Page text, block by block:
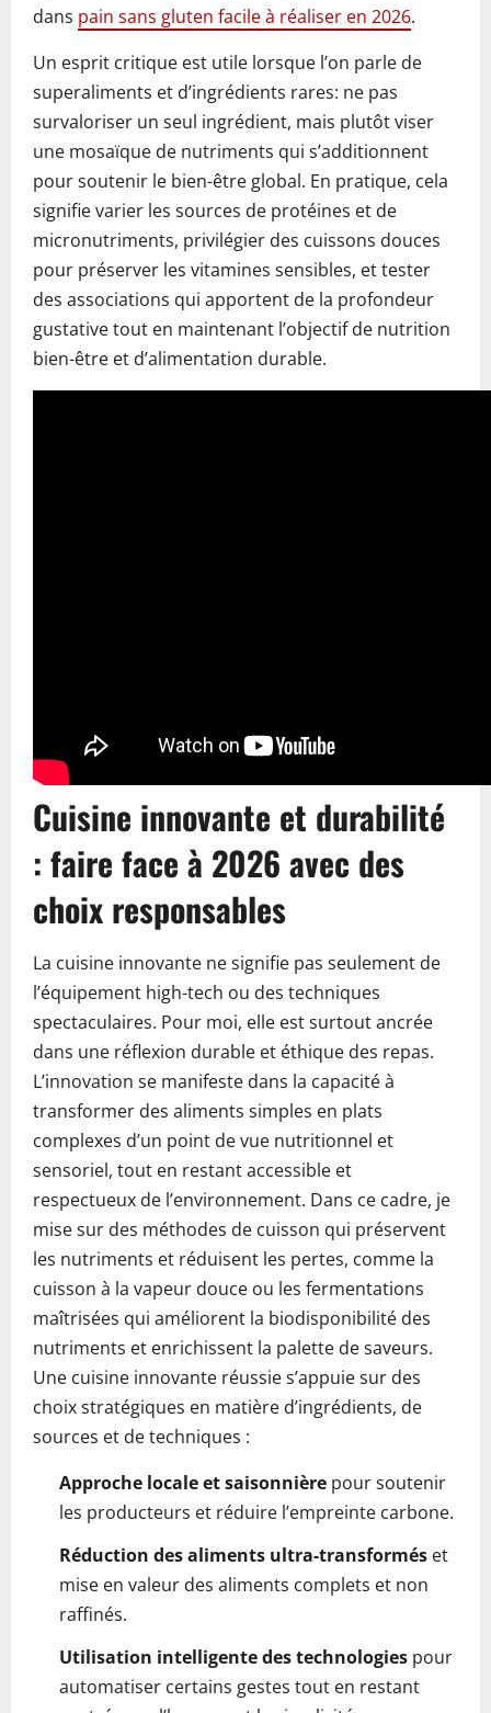
dans pain sans gluten facile à réaliser en 2026.
Un esprit critique est utile lorsque l’on parle de
superaliments et d’ingrédients rares: ne pas
survaloriser un seul ingrédient, mais plutôt viser
une mosaïque de nutriments qui s’additionnent
pour soutenir le bien-être global. En pratique, cela
signifie varier les sources de protéines et de
micronutriments, privilégier des cuissons douces
pour préserver les vitamines sensibles, et tester
des associations qui apportent de la profondeur
gustative tout en maintenant l’objectif de nutrition
bien-être et d’alimentation durable.
Cuisine innovante et durabilité
: faire face à 2026 avec des
choix responsables
La cuisine innovante ne signifie pas seulement de
l’équipement high-tech ou des techniques
spectaculaires. Pour moi, elle est surtout ancrée
dans une réflexion durable et éthique des repas.
L’innovation se manifeste dans la capacité à
transformer des aliments simples en plats
complexes d’un point de vue nutritionnel et
sensoriel, tout en restant accessible et
respectueux de l’environnement. Dans ce cadre, je
mise sur des méthodes de cuisson qui préservent
les nutriments et réduisent les pertes, comme la
cuisson à la vapeur douce ou les fermentations
maîtrisées qui améliorent la biodisponibilité des
nutriments et enrichissent la palette de saveurs.
Une cuisine innovante réussie s’appuie sur des
choix stratégiques en matière d’ingrédients, de
sources et de techniques :
Approche locale et saisonnière pour soutenir
les producteurs et réduire l’empreinte carbone.
Réduction des aliments ultra-transformés et
mise en valeur des aliments complets et non
raffinés.
Utilisation intelligente des technologies pour
automatiser certains gestes tout en restant